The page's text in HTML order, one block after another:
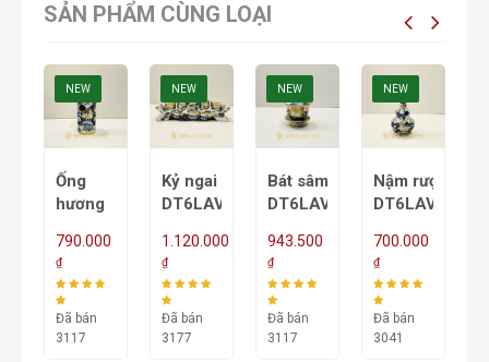
SẢN PHẨM CÙNG LOẠI
NEW
Ống
hương
790.000
₫
Đã bán
3117
NEW
Kỷ ngai 5
DT6LAV25
1.120.000
₫
Đã bán
3177
NEW
Bát sâm
DT6LAV24
943.500
₫
Đã bán
3117
NEW
Nậm rượu
DT6LAV23
700.000
₫
Đã bán
3041